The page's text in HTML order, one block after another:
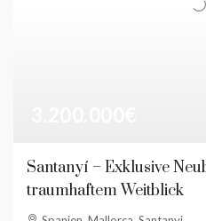
Santanyí – Exklusive
traumhaftem Weitblick